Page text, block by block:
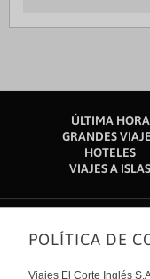
ÚLTIMA HORA
GRANDES
HOTELES
VIAJES A ISLAS
Sobre nosotros
Quiénes somos
POLÍTICA DE
Viajes El Corte Inglés